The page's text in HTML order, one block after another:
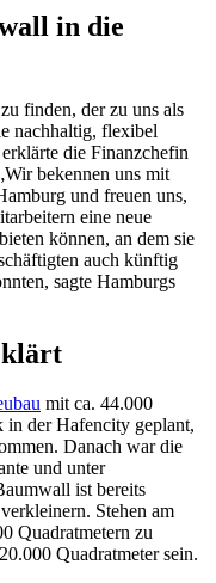
in die
finden, der zu uns als
nachhaltig, flexibel
die Finanzchefin
bekennen uns mit
und freuen uns,
eine neue
können, an dem sie
auch künftig
sagte Hamburgs
mit ca. 44.000
in der Hafencity geplant,
Danach war die
und unter
ist bereits
Stehen am
Quadratmetern zu
Quadratmeter sein.